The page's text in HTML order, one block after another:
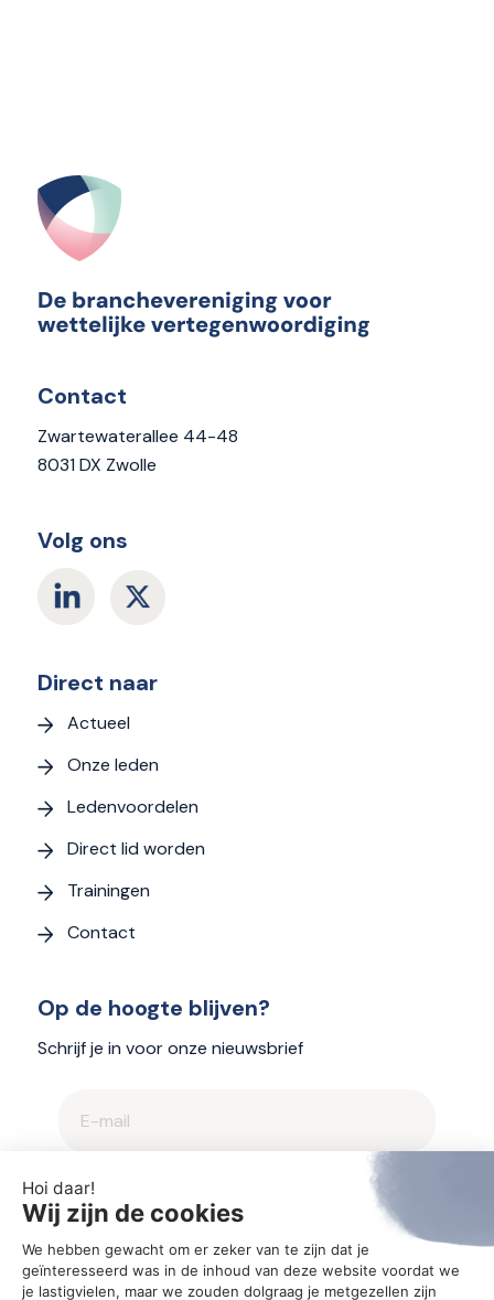
Contact
Zwartewaterallee 44-48
8031 DX Zwolle
Volg ons
Direct naar
Actueel
Onze leden
Ledenvoordelen
Direct lid worden
Trainingen
Contact
Op de hoogte blijven?
Schrijf je in voor onze nieuwsbrief